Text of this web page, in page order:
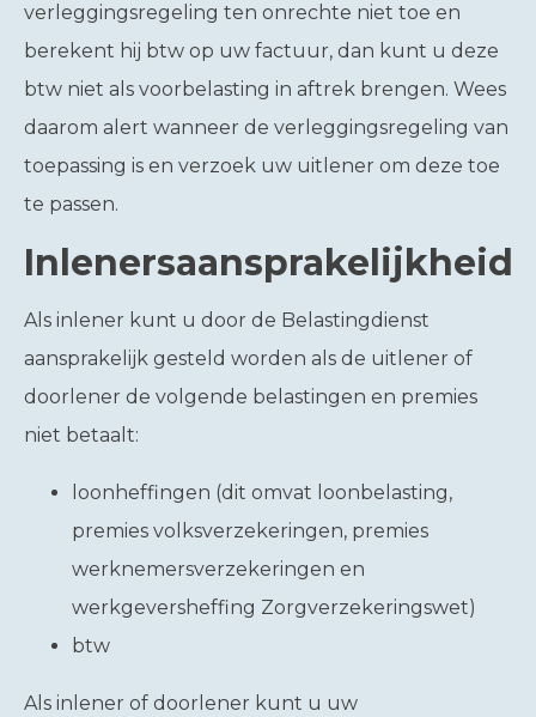
verleggingsregeling ten onrechte niet toe en
berekent hij btw op uw factuur, dan kunt u deze
btw niet als voorbelasting in aftrek brengen. Wees
daarom alert wanneer de verleggingsregeling van
toepassing is en verzoek uw uitlener om deze toe
te passen.
Inlenersaansprakelijkheid
Als inlener kunt u door de Belastingdienst
aansprakelijk gesteld worden als de uitlener of
doorlener de volgende belastingen en premies
niet betaalt:
loonheffingen (dit omvat loonbelasting,
premies volksverzekeringen, premies
werknemersverzekeringen en
werkgeversheffing Zorgverzekeringswet)
btw
Als inlener of doorlener kunt u uw